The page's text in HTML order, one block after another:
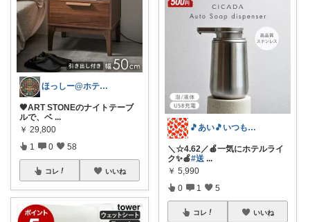
ほっしー@ホテルのような家を目指して
🖤ART STONEのナイトテーブ
ルで、ベ ...
￥ 29,800
1 0 58
コレ いいね
🎵あい🎵いつもありがとうございます
＼☆4.62／🍎一気にホテルライ
ク✨🍎#送 ...
￥ 5,990
0 1 5
コレ いいね